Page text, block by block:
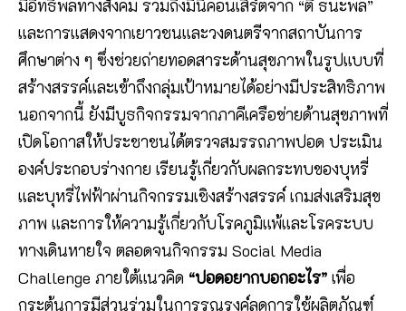
มีอิทธิพลทางสังคม รวมถึงมินิคอนเสิร์ตจาก “ตี๋ ธนะพล”
และการแสดงจากเยาวชนและวงดนตรีจากสถาบันการ
ศึกษาต่าง ๆ ซึ่งช่วยถ่ายทอดสาระด้านสุขภาพในรูปแบบที่
สร้างสรรค์และเข้าถึงกลุ่มเป้าหมายได้อย่างมีประสิทธิภาพ
นอกจากนี้ ยังมีบูธกิจกรรมจากภาคีเครือข่ายด้านสุขภาพที่
เปิดโอกาสให้ประชาชนได้ตรวจสมรรถภาพปอด ประเมิน
องค์ประกอบร่างกาย เรียนรู้เกี่ยวกับผลกระทบของบุหรี่
และบุหรี่ไฟฟ้าผ่านกิจกรรมเชิงสร้างสรรค์ เกมส่งเสริมสุข
ภาพ และการให้ความรู้เกี่ยวกับโรคภูมิแพ้และโรคระบบ
ทางเดินหายใจ ตลอดจนกิจกรรม Social Media
Challenge ภายใต้แนวคิด “ปอดอยากบอกอะไร” เพื่อ
กระตุ้นการมีส่วนร่วมในการรณรงค์ลดการใช้ผลิตภัณฑ์